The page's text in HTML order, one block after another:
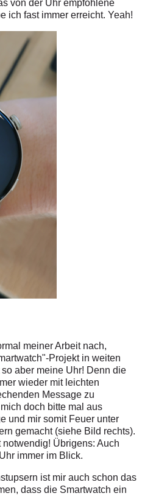
von der Uhr empfohlene
ich fast immer erreicht. Yeah!
meiner Arbeit nach,
Projekt in weiten
aber meine Uhr! Denn die
wieder mit leichten
Message zu
doch bitte mal aus
und mir somit Feuer unter
gemacht (siehe Bild rechts).
Übrigens: Auch
immer im Blick.
ist mir auch schon das
dass die Smartwatch ein